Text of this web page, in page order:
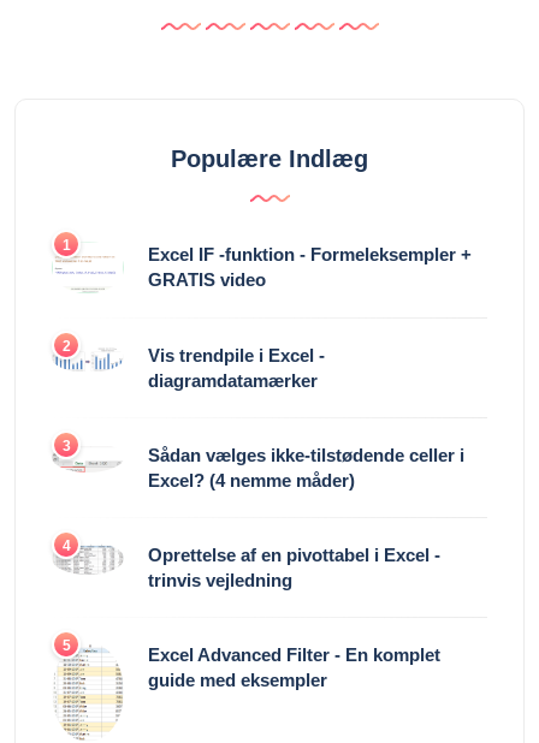
Populære Indlæg
1
Excel IF -funktion - Formeleksempler +
GRATIS video
2
Vis trendpile i Excel -
diagramdatamærker
3
Sådan vælges ikke-tilstødende celler i
Excel? (4 nemme måder)
4
Oprettelse af en pivottabel i Excel -
trinvis vejledning
5
Excel Advanced Filter - En komplet
guide med eksempler